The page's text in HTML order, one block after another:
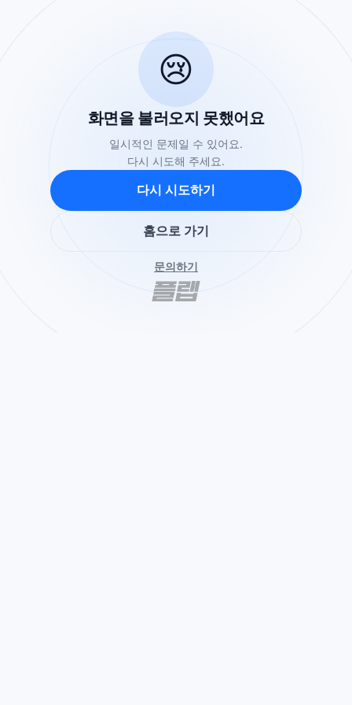
😢
화면을 불러오지 못했어요
일시적인 문제일 수 있어요.
다시 시도해 주세요.
다시 시도하기
홈으로 가기
문의하기